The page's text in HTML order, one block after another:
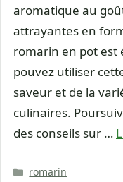
aromatique au
attrayantes en
romarin en pot est
pouvez utiliser
saveur et de la
culinaires.
des conseils sur …
Catégories
romarin